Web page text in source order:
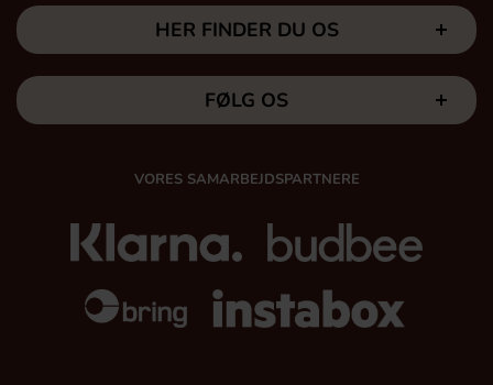
HER FINDER DU OS
FØLG OS
VORES SAMARBEJDSPARTNERE